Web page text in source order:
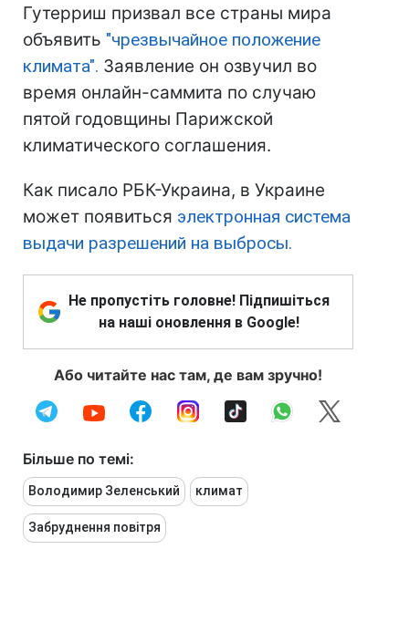
Гутерриш призвал все страны мира
объявить "чрезвычайное положение
климата". Заявление он озвучил во
время онлайн-саммита по случаю
пятой годовщины Парижской
климатического соглашения.
Как писало РБК-Украина, в Украине
может появиться электронная система
выдачи разрешений на выбросы.
Не пропустіть головне! Підпишіться
на наші оновлення в Google!
Або читайте нас там, де вам зручно!
Більше по темі:
Володимир Зеленський климат
Забруднення повітря